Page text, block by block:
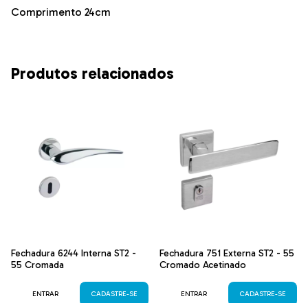
Comprimento 24cm
Produtos relacionados
Fechadura 6244 Interna ST2 -
55 Cromada
ENTRAR CADASTRE-SE
Fechadura 751 Externa ST2 - 55
Cromado Acetinado
ENTRAR CADASTRE-SE